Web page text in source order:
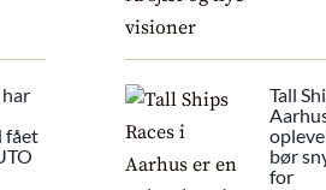
fået
Tall
bør
for